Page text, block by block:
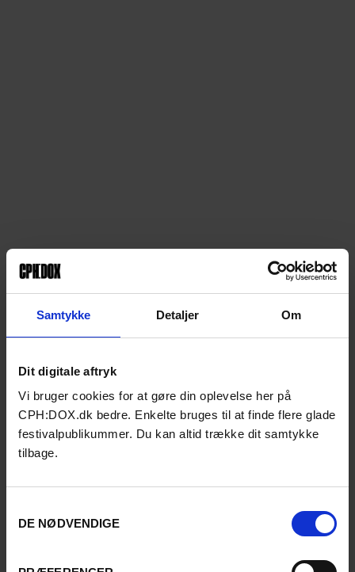
Samtykke Detaljer Om
Dit digitale aftryk
Vi bruger cookies for at gøre din oplevelse her på
CPH:DOX.dk bedre. Enkelte bruges til at finde flere glade
festivalpublikummer. Du kan altid trække dit samtykke
tilbage.
DE NØDVENDIGE